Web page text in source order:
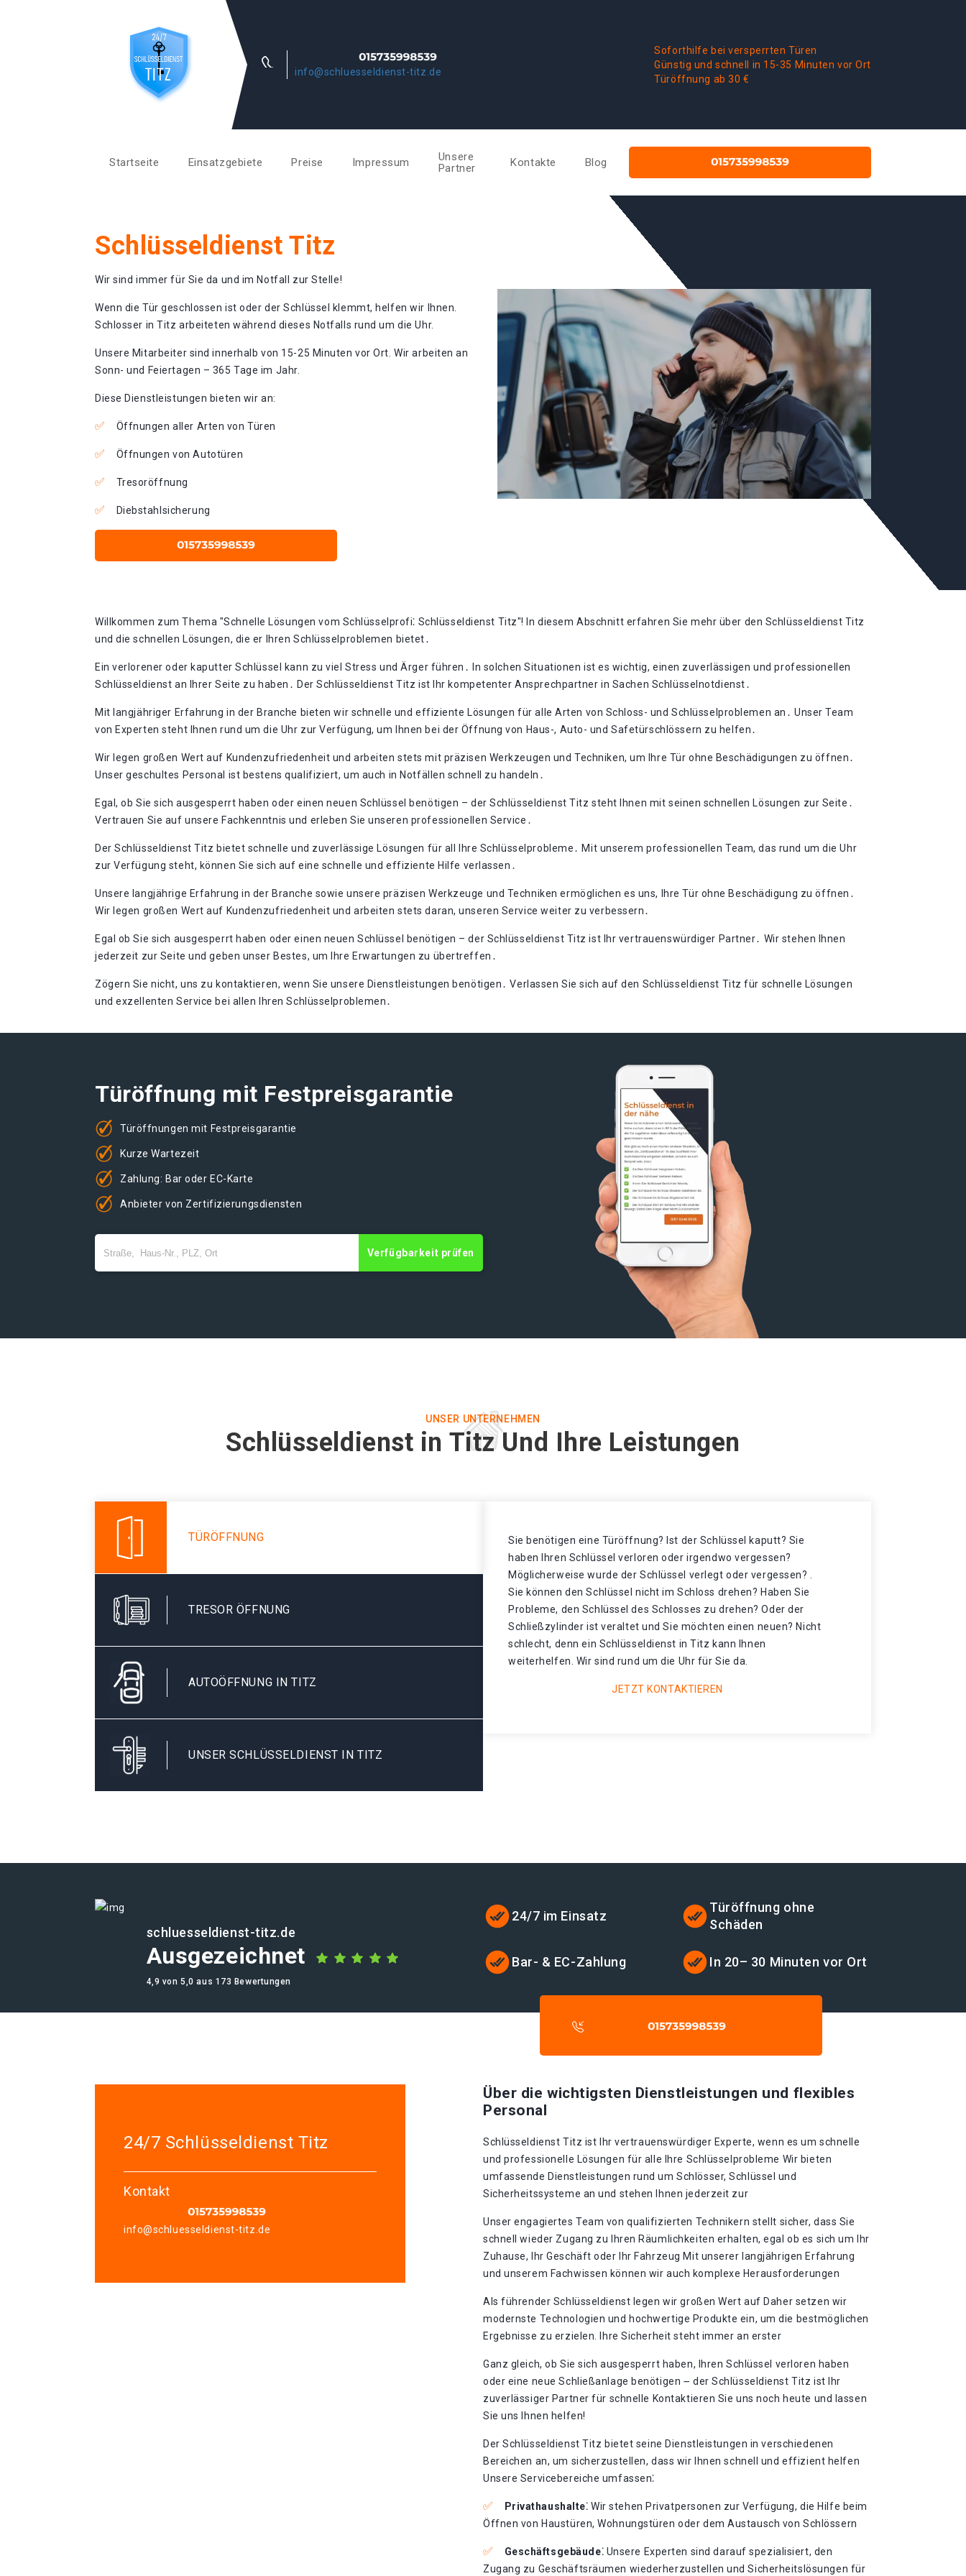
info@schluesseldienst-titz.de
Soforthilfe bei versperrten Türen
Günstig und schnell in 15-35 Minuten vor Ort
Türöffnung ab 30 €
Startseite Einsatzgebiete Preise Impressum
Unsere
Partner
Kontakte Blog
Schlüsseldienst Titz
Wir sind immer für Sie da und im Notfall zur Stelle!
Wenn die Tür geschlossen ist oder der Schlüssel klemmt, helfen wir Ihnen.
Schlosser in Titz arbeiteten während dieses Notfalls rund um die Uhr.
Unsere Mitarbeiter sind innerhalb von 15-25 Minuten vor Ort. Wir arbeiten an
Sonn- und Feiertagen – 365 Tage im Jahr.
Diese Dienstleistungen bieten wir an:
Öffnungen aller Arten von Türen
Öffnungen von Autotüren
Tresoröffnung
Diebstahlsicherung
Willkommen zum Thema "Schnelle Lösungen vom Schlüsselprofi⁚ Schlüsseldienst Titz"!​ In diesem Abschnitt erfahren Sie mehr über den Schlüsseldienst Titz
und die schnellen Lösungen, die er Ihren Schlüsselproblemen bietet․
Ein verlorener oder kaputter Schlüssel kann zu viel Stress und Ärger führen․ In solchen Situationen ist es wichtig, einen zuverlässigen und professionellen
Schlüsseldienst an Ihrer Seite zu haben․ Der Schlüsseldienst Titz ist Ihr kompetenter Ansprechpartner in Sachen Schlüsselnotdienst․
Mit langjähriger Erfahrung in der Branche bieten wir schnelle und effiziente Lösungen für alle Arten von Schloss- und Schlüsselproblemen an․ Unser Team
von Experten steht Ihnen rund um die Uhr zur Verfügung, um Ihnen bei der Öffnung von Haus-, Auto- und Safetürschlössern zu helfen․
Wir legen großen Wert auf Kundenzufriedenheit und arbeiten stets mit präzisen Werkzeugen und Techniken, um Ihre Tür ohne Beschädigungen zu öffnen․
Unser geschultes Personal ist bestens qualifiziert, um auch in Notfällen schnell zu handeln․
Egal, ob Sie sich ausgesperrt haben oder einen neuen Schlüssel benötigen – der Schlüsseldienst Titz steht Ihnen mit seinen schnellen Lösungen zur Seite․
Vertrauen Sie auf unsere Fachkenntnis und erleben Sie unseren professionellen Service․
Der Schlüsseldienst Titz bietet schnelle und zuverlässige Lösungen für all Ihre Schlüsselprobleme․ Mit unserem professionellen Team, das rund um die Uhr
zur Verfügung steht, können Sie sich auf eine schnelle und effiziente Hilfe verlassen․
Unsere langjährige Erfahrung in der Branche sowie unsere präzisen Werkzeuge und Techniken ermöglichen es uns, Ihre Tür ohne Beschädigung zu öffnen․
Wir legen großen Wert auf Kundenzufriedenheit und arbeiten stets daran, unseren Service weiter zu verbessern․
Egal ob Sie sich ausgesperrt haben oder einen neuen Schlüssel benötigen – der Schlüsseldienst Titz ist Ihr vertrauenswürdiger Partner․ Wir stehen Ihnen
jederzeit zur Seite und geben unser Bestes, um Ihre Erwartungen zu übertreffen․
Zögern Sie nicht, uns zu kontaktieren, wenn Sie unsere Dienstleistungen benötigen․ Verlassen Sie sich auf den Schlüsseldienst Titz für schnelle Lösungen
und exzellenten Service bei allen Ihren Schlüsselproblemen․
Türöffnung mit Festpreisgarantie
Türöffnungen mit Festpreisgarantie
Kurze Wartezeit
Zahlung: Bar oder EC-Karte
Anbieter von Zertifizierungsdiensten
Verfügbarkeit prüfen
UNSER UNTERNEHMEN
Schlüsseldienst in Titz Und Ihre Leistungen
TÜRÖFFNUNG
TRESOR ÖFFNUNG
AUTOÖFFNUNG IN TITZ
UNSER SCHLÜSSELDIENST IN TITZ
Sie benötigen eine Türöffnung? Ist der Schlüssel kaputt? Sie
haben Ihren Schlüssel verloren oder irgendwo vergessen?
Möglicherweise wurde der Schlüssel verlegt oder vergessen? .
Sie können den Schlüssel nicht im Schloss drehen? Haben Sie
Probleme, den Schlüssel des Schlosses zu drehen? Oder der
Schließzylinder ist veraltet und Sie möchten einen neuen? Nicht
schlecht, denn ein Schlüsseldienst in Titz kann Ihnen
weiterhelfen. Wir sind rund um die Uhr für Sie da.
JETZT KONTAKTIEREN
schluesseldienst-titz.de
Ausgezeichnet
4,9 von 5,0 aus 173 Bewertungen
24/7 im Einsatz
Türöffnung ohne
Schäden
Bar- & EC-Zahlung In 20– 30 Minuten vor Ort
24/7 Schlüsseldienst Titz
Kontakt
info@schluesseldienst-titz.de
Über die wichtigsten Dienstleistungen und flexibles
Personal
Schlüsseldienst Titz ist Ihr vertrauenswürdiger Experte, wenn es um schnelle
und professionelle Lösungen für alle Ihre Schlüsselprobleme Wir bieten
umfassende Dienstleistungen rund um Schlösser, Schlüssel und
Sicherheitssysteme an und stehen Ihnen jederzeit zur
Unser engagiertes Team von qualifizierten Technikern stellt sicher, dass Sie
schnell wieder Zugang zu Ihren Räumlichkeiten erhalten, egal ob es sich um Ihr
Zuhause, Ihr Geschäft oder Ihr Fahrzeug Mit unserer langjährigen Erfahrung
und unserem Fachwissen können wir auch komplexe Herausforderungen
Als führender Schlüsseldienst legen wir großen Wert auf Daher setzen wir
modernste Technologien und hochwertige Produkte ein, um die bestmöglichen
Ergebnisse zu erzielen. Ihre Sicherheit steht immer an erster
Ganz gleich, ob Sie sich ausgesperrt haben, Ihren Schlüssel verloren haben
oder eine neue Schließanlage benötigen ౼ der Schlüsseldienst Titz ist Ihr
zuverlässiger Partner für schnelle Kontaktieren Sie uns noch heute und lassen
Sie uns Ihnen helfen!
Der Schlüsseldienst Titz bietet seine Dienstleistungen in verschiedenen
Bereichen an, um sicherzustellen, dass wir Ihnen schnell und effizient helfen
Unsere Servicebereiche umfassen⁚
Privathaushalte⁚ Wir stehen Privatpersonen zur Verfügung, die Hilfe beim
Öffnen von Haustüren, Wohnungstüren oder dem Austausch von Schlössern
Geschäftsgebäude⁚ Unsere Experten sind darauf spezialisiert, den
Zugang zu Geschäftsräumen wiederherzustellen und Sicherheitslösungen für